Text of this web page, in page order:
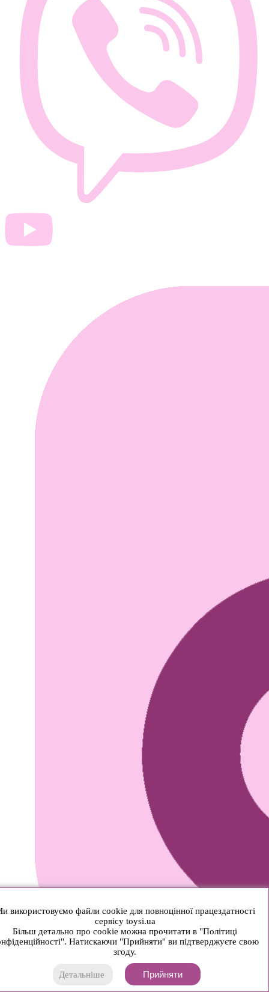
використовуємо файли cookie для повноцінної працездатності
сервісу toysi.ua
Більш детально про cookie можна прочитати в "Політиці
Натискаючи "Прийняти" ви підтверджуєте свою
згоду.
Детальніше Прийняти